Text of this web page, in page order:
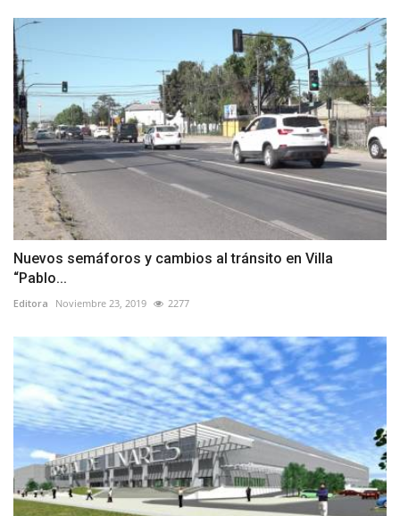
Nuevos semáforos y cambios al tránsito en Villa
“Pablo...
Editora Noviembre 23, 2019 2277